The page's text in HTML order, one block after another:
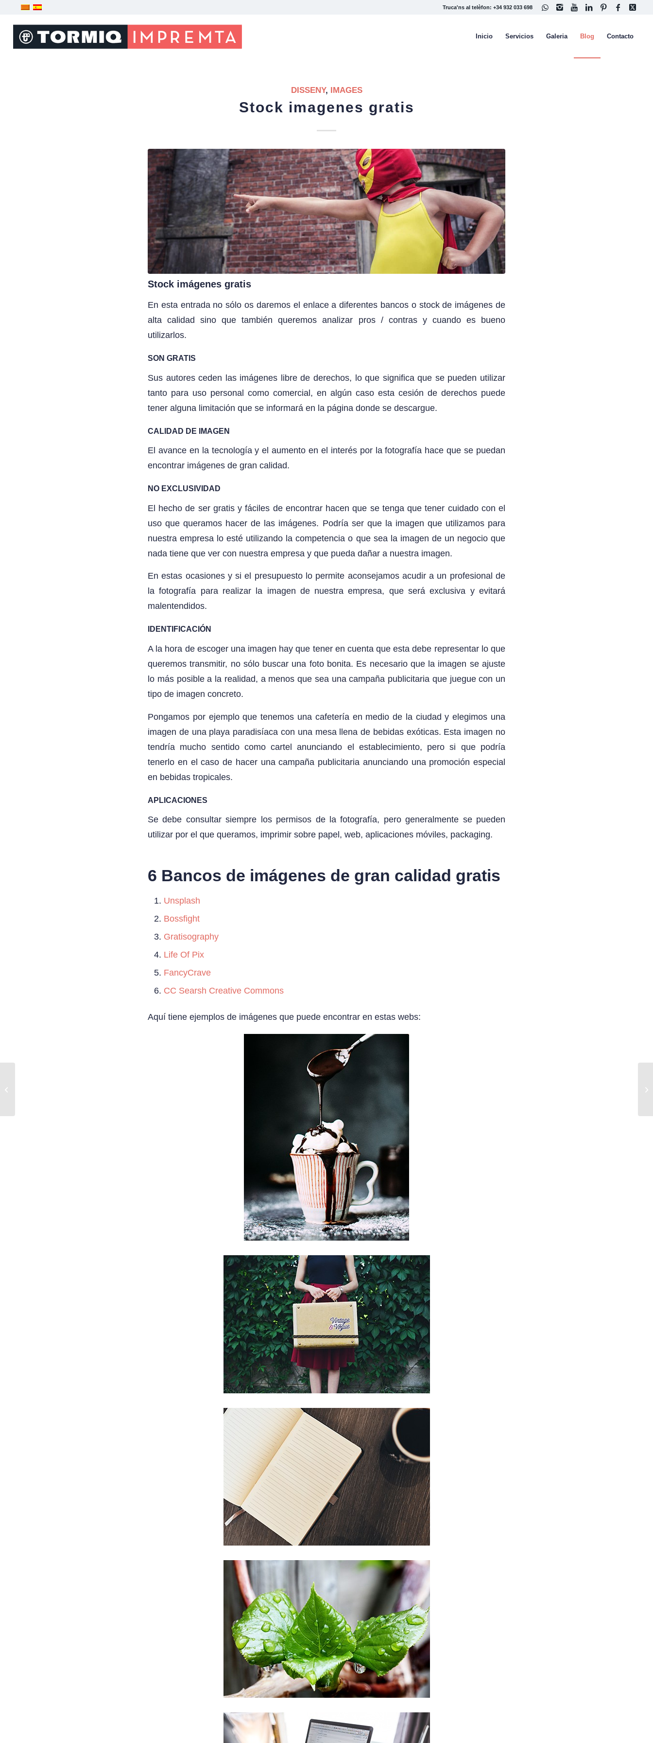
Truca'ns al telèfon: +34 932 033 698
Inicio Servicios Galeria Blog Contacto
DISSENY, IMAGES
Stock imagenes gratis
Stock imágenes gratis
En esta entrada no sólo os daremos el enlace a diferentes bancos o stock de imágenes de
alta calidad sino que también queremos analizar pros / contras y cuando es bueno
utilizarlos.
SON GRATIS
Sus autores ceden las imágenes libre de derechos, lo que significa que se pueden utilizar
tanto para uso personal como comercial, en algún caso esta cesión de derechos puede
tener alguna limitación que se informará en la página donde se descargue.
CALIDAD DE IMAGEN
El avance en la tecnología y el aumento en el interés por la fotografía hace que se puedan
encontrar imágenes de gran calidad.
NO EXCLUSIVIDAD
El hecho de ser gratis y fáciles de encontrar hacen que se tenga que tener cuidado con el
uso que queramos hacer de las imágenes. Podría ser que la imagen que utilizamos para
nuestra empresa lo esté utilizando la competencia o que sea la imagen de un negocio que
nada tiene que ver con nuestra empresa y que pueda dañar a nuestra imagen.
En estas ocasiones y si el presupuesto lo permite aconsejamos acudir a un profesional de
la fotografía para realizar la imagen de nuestra empresa, que será exclusiva y evitará
malentendidos.
IDENTIFICACIÓN
A la hora de escoger una imagen hay que tener en cuenta que esta debe representar lo que
queremos transmitir, no sólo buscar una foto bonita. Es necesario que la imagen se ajuste
lo más posible a la realidad, a menos que sea una campaña publicitaria que juegue con un
tipo de imagen concreto.
Pongamos por ejemplo que tenemos una cafetería en medio de la ciudad y elegimos una
imagen de una playa paradisíaca con una mesa llena de bebidas exóticas. Esta imagen no
tendría mucho sentido como cartel anunciando el establecimiento, pero si que podría
tenerlo en el caso de hacer una campaña publicitaria anunciando una promoción especial
en bebidas tropicales.
APLICACIONES
Se debe consultar siempre los permisos de la fotografía, pero generalmente se pueden
utilizar por el que queramos, imprimir sobre papel, web, aplicaciones móviles, packaging.
6 Bancos de imágenes de gran calidad gratis
Unsplash
Bossfight
Gratisography
Life Of Pix
FancyCrave
CC Searsh Creative Commons
Aquí tiene ejemplos de imágenes que puede encontrar en estas webs: